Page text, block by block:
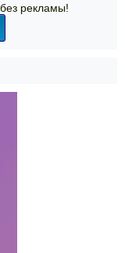
рекламы!